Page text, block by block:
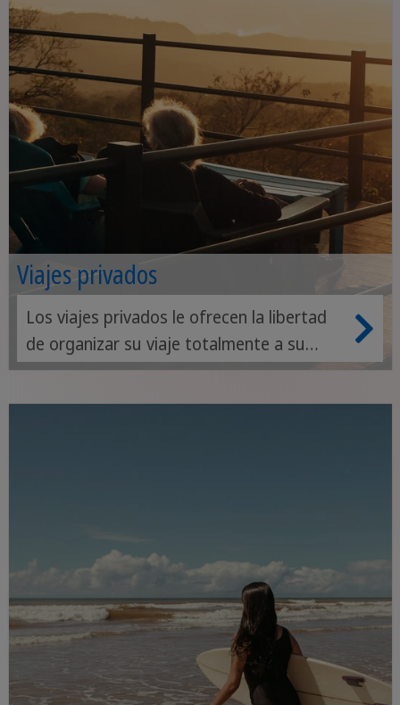
Viajes privados
Los viajes privados le ofrecen la libertad
de organizar su viaje totalmente a su
medida. Dispondrá de un guía privado y se